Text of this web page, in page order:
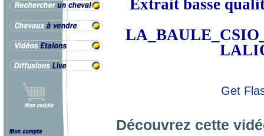
Extrait basse
Get
Découvrez cette